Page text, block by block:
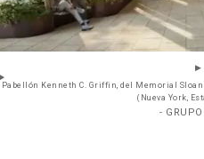
Pabellón Kenneth C. Griffin, del Memorial
(Nueva York,
-